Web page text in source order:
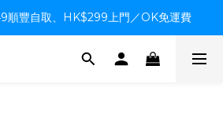
順豐自取、HK$299上門／OK免運費
順豐自取、HK$299上門／OK免運費
信用卡支付至8月中，造成不便感謝諒解